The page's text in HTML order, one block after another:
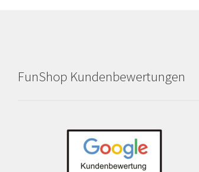
FunShop Kundenbewertungen